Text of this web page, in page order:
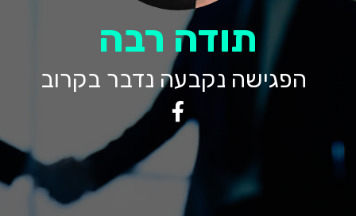
תודה רבה
הפגישה נקבעה נדבר בקרוב